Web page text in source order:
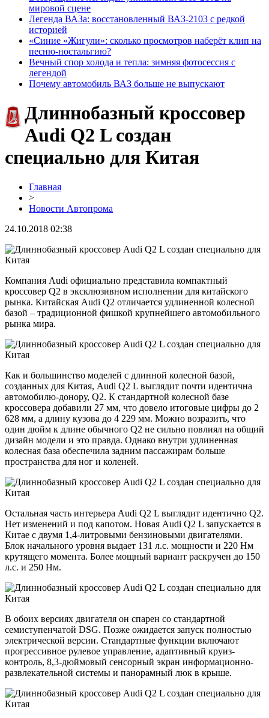
мировой сцене
Легенда ВАЗа: восстановленный ВАЗ-2103 с редкой
историей
«Синие «Жигули»: сколько просмотров наберёт клип на
песню-ностальгию?
Вечный спор холода и тепла: зимняя фотосессия с
легендой
Почему автомобиль ВАЗ больше не выпускают
Длиннобазный кроссовер
Audi Q2 L создан
специально для Китая
Главная
>
Новости Автопрома
24.10.2018 02:38
Компания Audi официально представила компактный
кроссовер Q2 в эксклюзивном исполнении для китайского
рынка. Китайская Audi Q2 отличается удлиненной колесной
базой – традиционной фишкой крупнейшего автомобильного
рынка мира.
Как и большинство моделей с длинной колесной базой,
созданных для Китая, Audi Q2 L выглядит почти идентична
автомобилю-донору, Q2. К стандартной колесной базе
кроссовера добавили 27 мм, что довело итоговые цифры до 2
628 мм, а длину кузова до 4 229 мм. Можно возразить, что
один дюйм к длине обычного Q2 не сильно повлиял на общий
дизайн модели и это правда. Однако внутри удлиненная
колесная база обеспечила задним пассажирам больше
пространства для ног и коленей.
Остальная часть интерьера Audi Q2 L выглядит идентично Q2.
Нет изменений и под капотом. Новая Audi Q2 L запускается в
Китае с двумя 1,4-литровыми бензиновыми двигателями.
Блок начального уровня выдает 131 л.с. мощности и 220 Нм
крутящего момента. Более мощный вариант раскручен до 150
л.с. и 250 Нм.
В обоих версиях двигателя он спарен со стандартной
семиступенчатой DSG. Позже ожидается запуск полностью
электрической версии. Стандартные функции включают
прогрессивное рулевое управление, адаптивный круиз-
контроль, 8,3-дюймовый сенсорный экран информационно-
развлекательной системы и панорамный люк в крыше.